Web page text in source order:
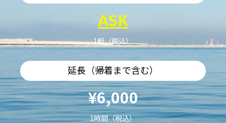
ASK
1艇（税込）
延長（帰着まで含む）
¥6,000
1時間（税込）